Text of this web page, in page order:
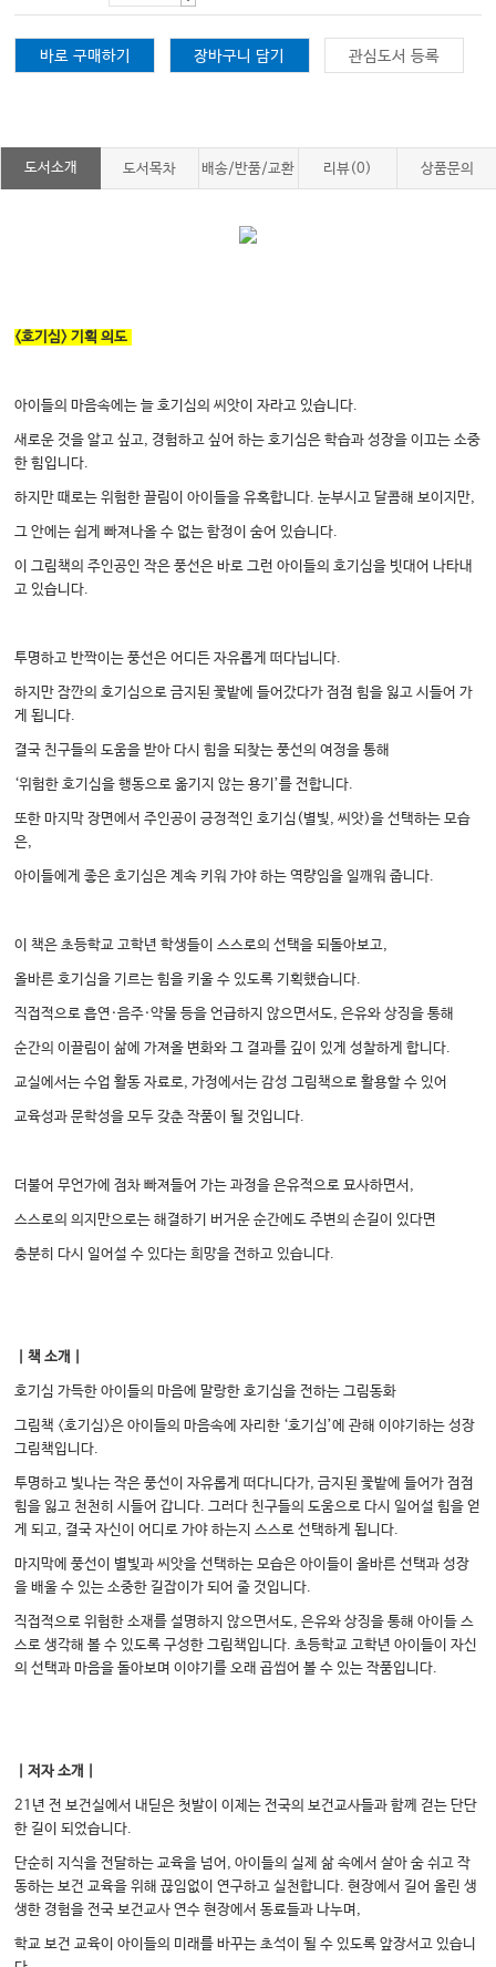
바로 구매하기 장바구니 담기 관심도서 등록
도서소개 도서목차 배송/반품/교환 리뷰(0) 상품문의
<호기심> 기획 의도
아이들의 마음속에는 늘 호기심의 씨앗이 자라고 있습니다.
새로운 것을 알고 싶고, 경험하고 싶어 하는 호기심은 학습과 성장을 이끄는 소중
한 힘입니다.
하지만 때로는 위험한 끌림이 아이들을 유혹합니다. 눈부시고 달콤해 보이지만,
그 안에는 쉽게 빠져나올 수 없는 함정이 숨어 있습니다.
이 그림책의 주인공인 작은 풍선은 바로 그런 아이들의 호기심을 빗대어 나타내
고 있습니다.
투명하고 반짝이는 풍선은 어디든 자유롭게 떠다닙니다.
하지만 잠깐의 호기심으로 금지된 꽃밭에 들어갔다가 점점 힘을 잃고 시들어 가
게 됩니다.
결국 친구들의 도움을 받아 다시 힘을 되찾는 풍선의 여정을 통해
‘위험한 호기심을 행동으로 옮기지 않는 용기’를 전합니다.
또한 마지막 장면에서 주인공이 긍정적인 호기심(별빛, 씨앗)을 선택하는 모습
은,
아이들에게 좋은 호기심은 계속 키워 가야 하는 역량임을 일깨워 줍니다.
이 책은 초등학교 고학년 학생들이 스스로의 선택을 되돌아보고,
올바른 호기심을 기르는 힘을 키울 수 있도록 기획했습니다.
직접적으로 흡연·음주·약물 등을 언급하지 않으면서도, 은유와 상징을 통해
순간의 이끌림이 삶에 가져올 변화와 그 결과를 깊이 있게 성찰하게 합니다.
교실에서는 수업 활동 자료로, 가정에서는 감성 그림책으로 활용할 수 있어
교육성과 문학성을 모두 갖춘 작품이 될 것입니다.
더불어 무언가에 점차 빠져들어 가는 과정을 은유적으로 묘사하면서,
스스로의 의지만으로는 해결하기 버거운 순간에도 주변의 손길이 있다면
충분히 다시 일어설 수 있다는 희망을 전하고 있습니다.
｜책 소개｜
호기심 가득한 아이들의 마음에 말랑한 호기심을 전하는 그림동화
그림책 <호기심>은 아이들의 마음속에 자리한 ‘호기심’에 관해 이야기하는 성장
그림책입니다.
투명하고 빛나는 작은 풍선이 자유롭게 떠다니다가, 금지된 꽃밭에 들어가 점점
힘을 잃고 천천히 시들어 갑니다. 그러다 친구들의 도움으로 다시 일어설 힘을 얻
게 되고, 결국 자신이 어디로 가야 하는지 스스로 선택하게 됩니다.
마지막에 풍선이 별빛과 씨앗을 선택하는 모습은 아이들이 올바른 선택과 성장
을 배울 수 있는 소중한 길잡이가 되어 줄 것입니다.
직접적으로 위험한 소재를 설명하지 않으면서도, 은유와 상징을 통해 아이들 스
스로 생각해 볼 수 있도록 구성한 그림책입니다. 초등학교 고학년 아이들이 자신
의 선택과 마음을 돌아보며 이야기를 오래 곱씹어 볼 수 있는 작품입니다.
｜저자 소개｜
21년 전 보건실에서 내딛은 첫발이 이제는 전국의 보건교사들과 함께 걷는 단단
한 길이 되었습니다.
단순히 지식을 전달하는 교육을 넘어, 아이들의 실제 삶 속에서 살아 숨 쉬고 작
동하는 보건 교육을 위해 끊임없이 연구하고 실천합니다. 현장에서 길어 올린 생
생한 경험을 전국 보건교사 연수 현장에서 동료들과 나누며,
학교 보건 교육이 아이들의 미래를 바꾸는 초석이 될 수 있도록 앞장서고 있습니